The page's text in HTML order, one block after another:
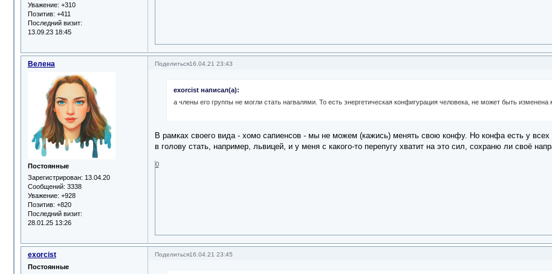
Уважение: +310
Позитив: +411
Последний визит:
13.09.23 18:45
Поделиться16.04.21 23:43
Велена
Постоянные
Зарегистрирован: 13.04.20
Сообщений: 3338
Уважение: +928
Позитив: +820
Последний визит:
28.01.25 13:26
exorcist написал(а):
а члены его группы не могли стать нагвалями. То есть энергетическая конфигурация человека, не может быть изменена
В рамках своего вида - хомо сапиенсов - мы не можем (кажись) менять свою конфу. Но конфа есть у
в голову стать, например, львицей, и у меня с какого-то перепугу хватит на это сил, сохраню ли своё
0
Поделиться16.04.21 23:45
exorcist
Постоянные